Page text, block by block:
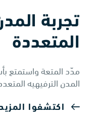
تجربة
المتعددة
مدّد المتعة واستمتع
المدن الترفيهيه
اكتشفوا